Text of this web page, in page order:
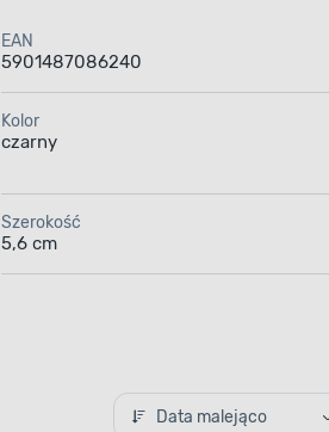
EAN
5901487086240
Kolor
czarny
Szerokość
5,6 cm
Data malejąco